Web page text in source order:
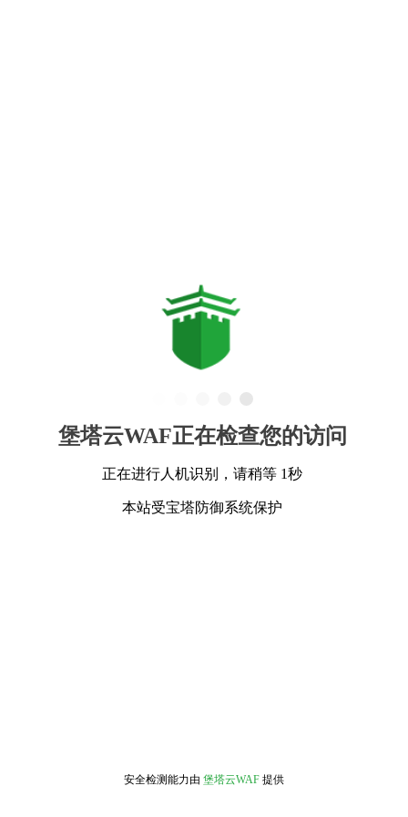
堡塔云WAF正在检查您的访问
正在进行人机识别，请稍等 1秒
本站受宝塔防御系统保护
安全检测能力由 堡塔云WAF 提供